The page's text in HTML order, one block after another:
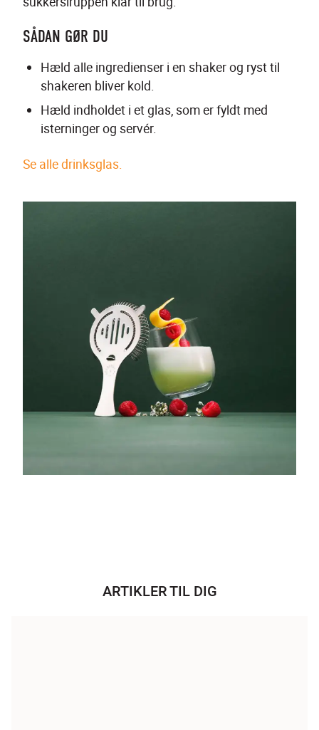
SÅDAN GØR DU
Hæld alle ingredienser i en shaker og ryst til
shakeren bliver kold.
Hæld indholdet i et glas, som er fyldt med
isterninger og servér.
Se alle drinksglas.
ARTIKLER TIL DIG